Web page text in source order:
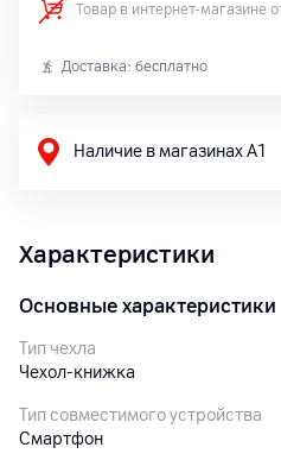
Товар в интернет-магазине
Доставка: бесплатно
Наличие в магазинах А1
Характеристики
Основные характеристики
Тип чехла
Чехол-книжка
Тип совместимого устройства
Смартфон